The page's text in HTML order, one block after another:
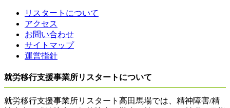
リスタートについて
アクセス
お問い合わせ
サイトマップ
運営指針
就労移行支援事業所リスタートについて
就労移行支援事業所リスタート高田馬場では、精神障害/精